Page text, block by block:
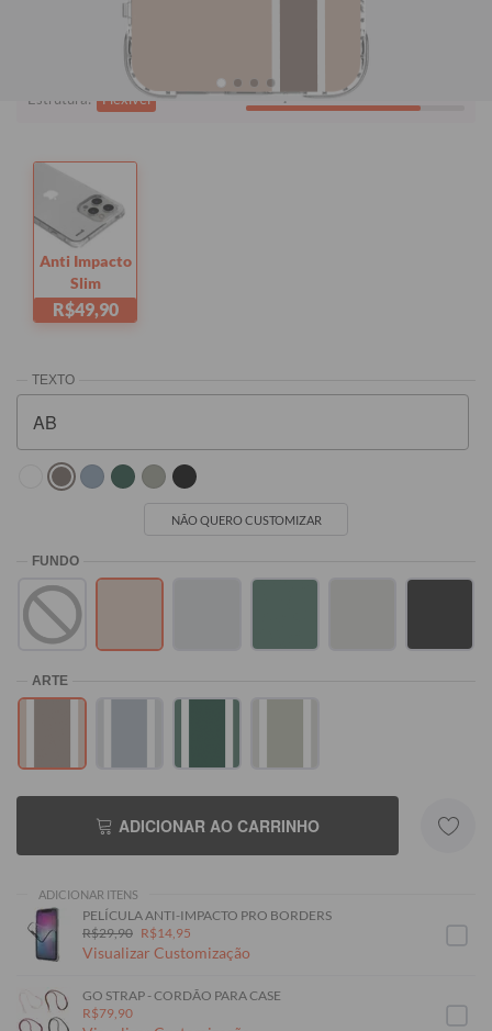
Estrutura: Flexível Proteção: Alta
Anti Impacto
Slim
R$49,90
NÃO QUERO CUSTOMIZAR
ADICIONAR AO CARRINHO
ADICIONAR ITENS
PELÍCULA ANTI-IMPACTO PRO BORDERS
R$29,90 R$14,95
Visualizar Customização
GO STRAP - CORDÃO PARA CASE
R$79,90